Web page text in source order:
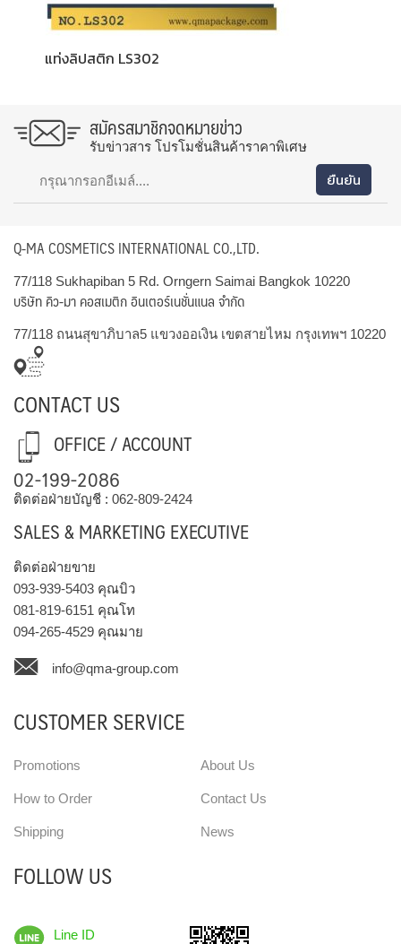
แท่งลิปสติก LS302
สมัครสมาชิกจดหมายข่าว
รับข่าวสาร โปรโมชั่นสินค้าราคาพิเศษ
Q-MA COSMETICS INTERNATIONAL CO.,LTD.
77/118 Sukhapiban 5 Rd. Orngern Saimai Bangkok 10220
บริษัท คิว-มา คอสเมติก อินเตอร์เนชั่นแนล จำกัด
77/118 ถนนสุขาภิบาล5 แขวงออเงิน เขตสายไหม กรุงเทพฯ 10220
CONTACT US
OFFICE / ACCOUNT
02-199-2086
ติดต่อฝ่ายบัญชี : 062-809-2424
SALES & MARKETING EXECUTIVE
ติดต่อฝ่ายขาย
093-939-5403 คุณบิว
081-819-6151 คุณโท
094-265-4529 คุณมาย
info@qma-group.com
CUSTOMER SERVICE
Promotions
How to Order
Shipping
About Us
Contact Us
News
FOLLOW US
Line ID